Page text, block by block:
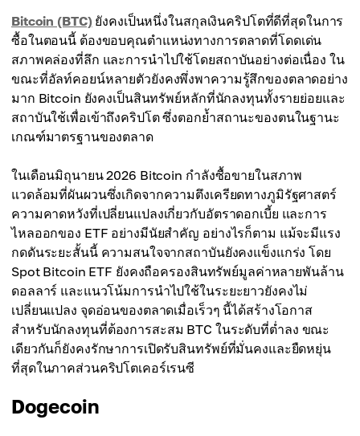
Bitcoin (BTC) ยังคงเป็นหนึ่งในสกุลเงินคริปโตที่ดีที่สุดในการ
ซื้อในตอนนี้ ต้องขอบคุณตำแหน่งทางการตลาดที่โดดเด่น
สภาพคล่องที่ลึก และการนำไปใช้โดยสถาบันอย่างต่อเนื่อง ใน
ขณะที่อัลท์คอยน์หลายตัวยังคงพึ่งพาความรู้สึกของตลาดอย่าง
มาก Bitcoin ยังคงเป็นสินทรัพย์หลักที่นักลงทุนทั้งรายย่อยและ
สถาบันใช้เพื่อเข้าถึงคริปโต ซึ่งตอกย้ำสถานะของตนในฐานะ
เกณฑ์มาตรฐานของตลาด
ในเดือนมิถุนายน 2026 Bitcoin กำลังซื้อขายในสภาพ
แวดล้อมที่ผันผวนซึ่งเกิดจากความตึงเครียดทางภูมิรัฐศาสตร์
ความคาดหวังที่เปลี่ยนแปลงเกี่ยวกับอัตราดอกเบี้ย และการ
ไหลออกของ ETF อย่างมีนัยสำคัญ อย่างไรก็ตาม แม้จะมีแรง
กดดันระยะสั้นนี้ ความสนใจจากสถาบันยังคงแข็งแกร่ง โดย
Spot Bitcoin ETF ยังคงถือครองสินทรัพย์มูลค่าหลายพันล้าน
ดอลลาร์ และแนวโน้มการนำไปใช้ในระยะยาวยังคงไม่
เปลี่ยนแปลง จุดอ่อนของตลาดเมื่อเร็วๆ นี้ได้สร้างโอกาส
สำหรับนักลงทุนที่ต้องการสะสม BTC ในระดับที่ต่ำลง ขณะ
เดียวกันก็ยังคงรักษาการเปิดรับสินทรัพย์ที่มั่นคงและยืดหยุ่น
ที่สุดในภาคส่วนคริปโตเคอร์เรนซี
Dogecoin